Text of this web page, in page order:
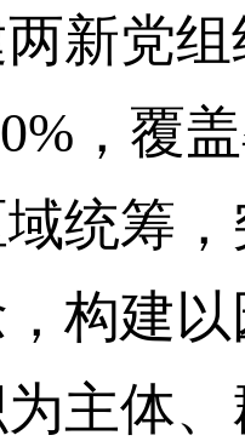
新党
，覆
筹，
构建
主体